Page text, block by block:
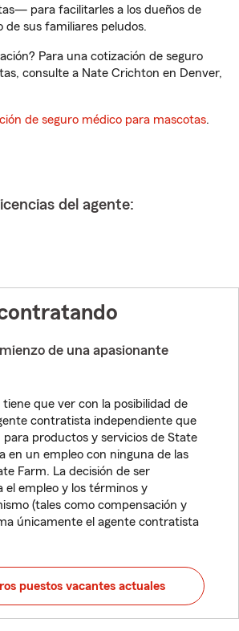
para facilitarles a los dueños de
de sus familiares peludos.
Para una cotización de seguro
consulte a Nate Crichton en Denver,
de seguro médico para mascotas.
del agente:
de una apasionante
que ver con la posibilidad de
contratista independiente que
para productos y servicios de State
en un empleo con ninguna de las
Farm. La decisión de ser
el empleo y los términos y
(tales como compensación y
únicamente el agente contratista
puestos vacantes actuales